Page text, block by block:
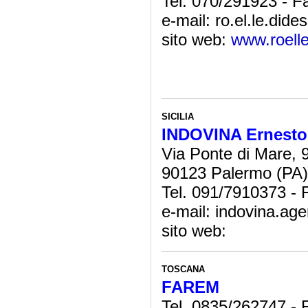
e-mail:
sito web:
SICILIA
INDOVINA
Via Ponte di Mare,
90123 Palermo
Tel. 091/7910373 -
e-mail:
sito web:
TOSCANA
FAREM